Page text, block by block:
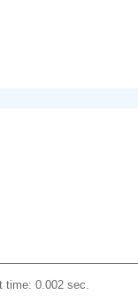
time: 0.002 sec.